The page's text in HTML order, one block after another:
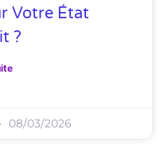
Votre État
?
08/03/2026